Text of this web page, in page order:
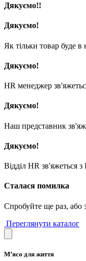
Дякуємо!!
Дякуємо!
Як тільки товар буде
Дякуємо!
HR менеджер
Дякуємо!
Наш представник
Дякуємо!
Відділ HR зв'яжеться
Сталася помилка
Спробуйте ще раз, або
Переглянути каталог
М’ясо для життя